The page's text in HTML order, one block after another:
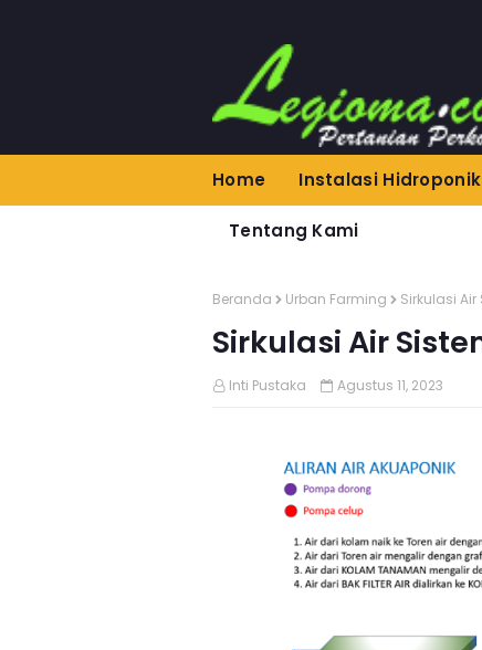
Home Instalasi Hidroponik
Tentang Kami
Beranda Urban Farming Sirkulasi
Sirkulasi Air
Inti Pustaka Agustus 11, 2023